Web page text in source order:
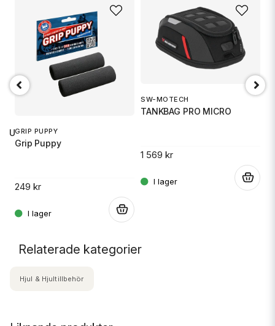
RUGRIP PUPPY
Grip Puppy
249 kr
SW-MOTECH
TANKBAG PRO MICRO
1 569 kr
Relaterade kategorier
Hjul & Hjultillbehör